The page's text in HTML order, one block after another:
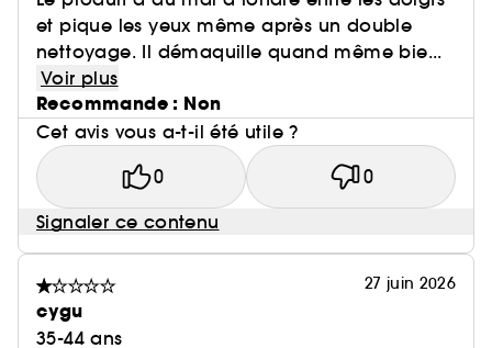
et pique les yeux même après un double
nettoyage. Il démaquille quand même bie...
Voir plus
Recommande : Non
Cet avis vous a-t-il été utile ?
0 0
Signaler ce contenu
27 juin 2026
cygu
35-44 ans